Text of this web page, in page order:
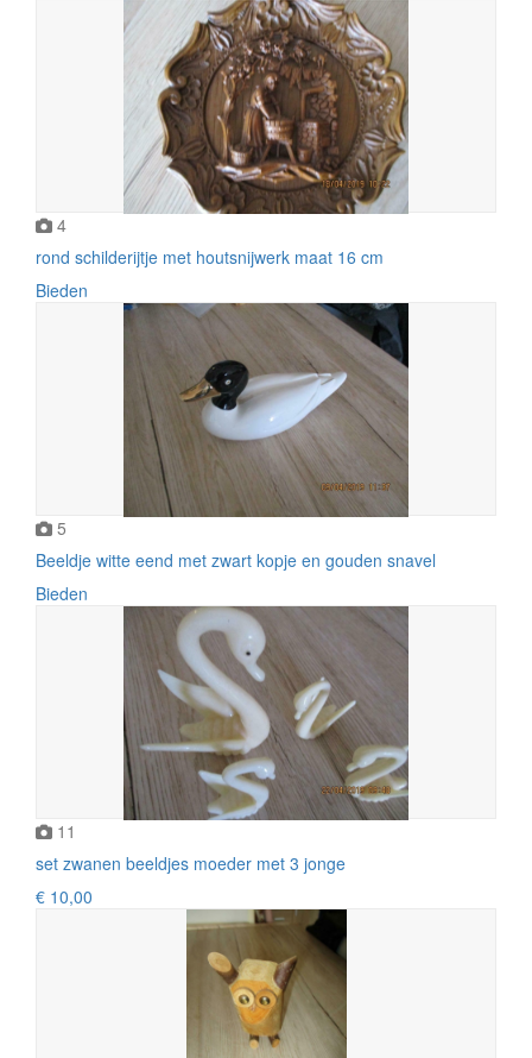
4
rond schilderijtje met houtsnijwerk maat 16 cm
Bieden
5
Beeldje witte eend met zwart kopje en gouden snavel
Bieden
11
set zwanen beeldjes moeder met 3 jonge
€ 10,00